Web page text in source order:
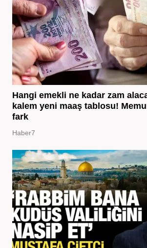
Hangi emekli ne kadar zam
kalem yeni maaş tablosu!
fark
Haber7